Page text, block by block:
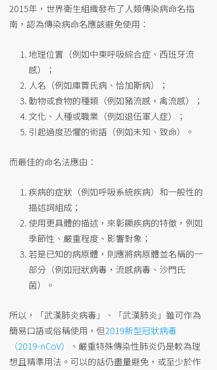
2015年，世界衛生組織發布了人類傳染病命名指
南，認為傳染病命名應該避免使用：
地理位置（例如中東呼吸綜合症、西班牙流
感）；
人名（例如庫賈氏病、恰加斯病）；
動物或食物的種類（例如豬流感，禽流感）；
文化、人種或職業（例如退伍軍人症）；
引起過度恐懼的術語（例如未知、致命）。
而最佳的命名法應由：
疾病的症狀（例如呼吸系統疾病）和一般性的
描述詞組成；
使用更具體的描述，來彰顯疾病的特徵，例如
季節性、嚴重程度、影響對象；
若是已知的病原體，則應將病原體並名稱的一
部分（例如冠狀病毒，流感病毒、沙門氏
菌）。
所以，「武漢肺炎病毒」、「武漢肺炎」雖可作為
簡易口語或俗稱使用，但2019新型冠狀病毒
（2019-nCoV）
、嚴重特殊傳染性肺炎仍是較為理
想且精準用法。可以的話仍盡量避免，或至少於作